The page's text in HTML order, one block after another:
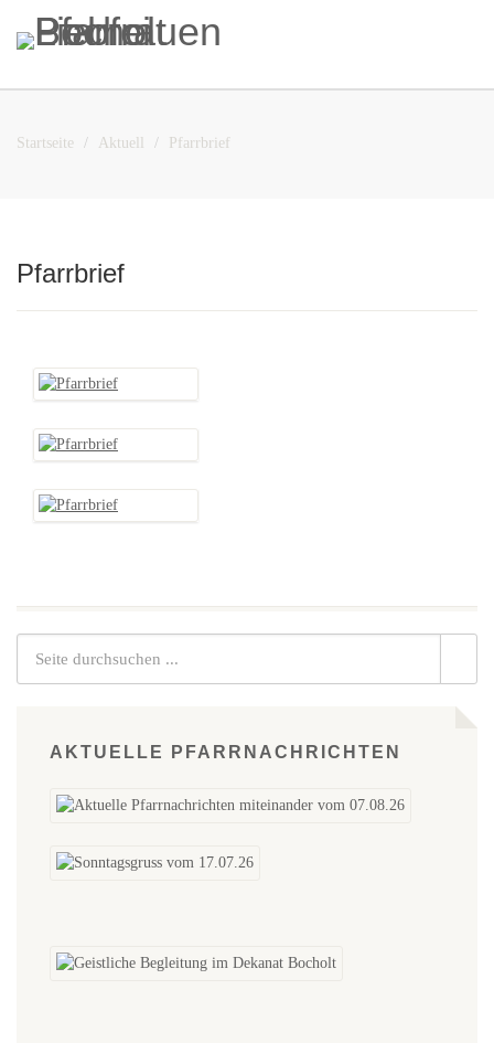
Startseite Aktuell Pfarrbrief
Pfarrbrief
AKTUELLE PFARRNACHRICHTEN